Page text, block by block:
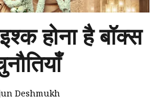
होना है बॉक्स
Deshmukh